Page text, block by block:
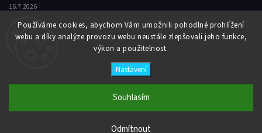
Používáme cookies, abychom Vám umožnili pohodlné prohlížení
webu a díky analýze provozu webu neustále zlepšovali jeho funkce,
výkon a použitelnost.
Nastavení
Odmítnout
Souhlasím
16.7.2026
Jaký byl Butterfly Wondercon 2025?
Copyright 2026Butterfly Wonderland. Všechna práva vyhrazena.
Shoptet | DesignShoptak.cz